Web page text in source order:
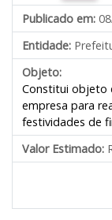
Publicado em:
Entidade:
Objeto:
Constitui objeto
empresa para
festividades de
Valor Estimado: